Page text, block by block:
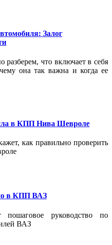
Залог
разберем, что включает в себя
она так важна и когда ее
в КПП Нива Шевроле
как правильно проверить
в КПП ВАЗ
пошаговое руководство по
ВАЗ